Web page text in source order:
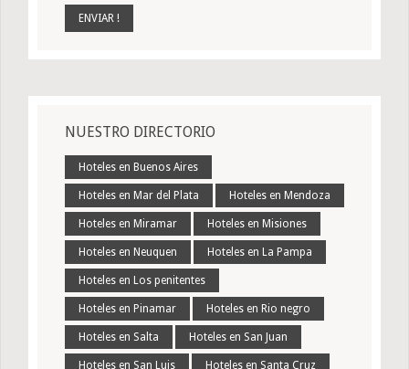
NUESTRO DIRECTORIO
Hoteles en Buenos Aires
Hoteles en Mar del Plata Hoteles en Mendoza
Hoteles en Miramar Hoteles en Misiones
Hoteles en Neuquen Hoteles en La Pampa
Hoteles en Los penitentes
Hoteles en Pinamar Hoteles en Rio negro
Hoteles en Salta Hoteles en San Juan
Hoteles en San Luis Hoteles en Santa Cruz